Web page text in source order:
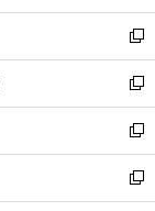
ウ
で
開
く
ン
ド
ウ
で
開
く
新
し
い
ウ
ィ
ン
ド
ウ
新
し
い
ウ
ィ
ン
新
し
い
ウ
新
し